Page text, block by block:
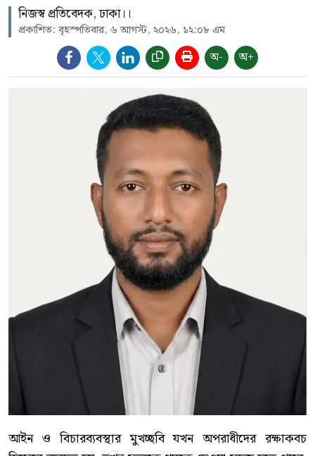
নিজস্ব প্রতিবেদক, ঢাকা।।
প্রকাশিত: বৃহস্পতিবার, ৬ আগস্ট, ২০২৬, ১২:০৮ এম
অ- অ+
আইন ও বিচারব্যবস্থার মুখচ্ছবি যখন অপরাধীদের রক্ষাকবচ